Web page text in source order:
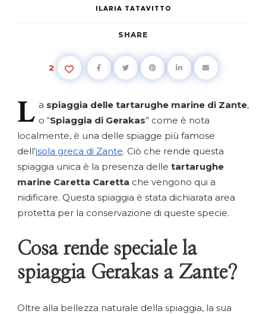
ILARIA TATAVITTO
SHARE
2
L a spiaggia delle tartarughe marine di Zante,
o “Spiaggia di Gerakas” come è nota
localmente, è una delle spiagge più famose
dell’isola greca di Zante. Ciò che rende questa
spiaggia unica è la presenza delle tartarughe
marine Caretta Caretta che vengono qui a
nidificare. Questa spiaggia è stata dichiarata area
protetta per la conservazione di queste specie.
Cosa rende speciale la
spiaggia Gerakas a Zante?
Oltre alla bellezza naturale della spiaggia, la sua